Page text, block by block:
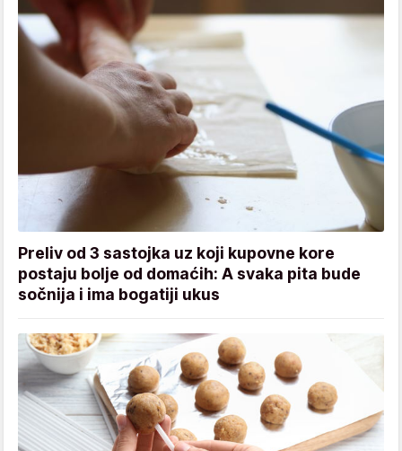
Preliv od 3 sastojka uz koji kupovne kore
postaju bolje od domaćih: A svaka pita bude
sočnija i ima bogatiji ukus